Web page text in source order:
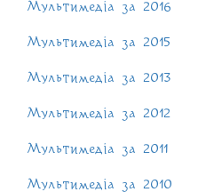
Мультимедіа за 2016
Мультимедіа за 2015
Мультимедіа за 2013
Мультимедіа за 2012
Мультимедіа за 2011
Мультимедіа за 2010